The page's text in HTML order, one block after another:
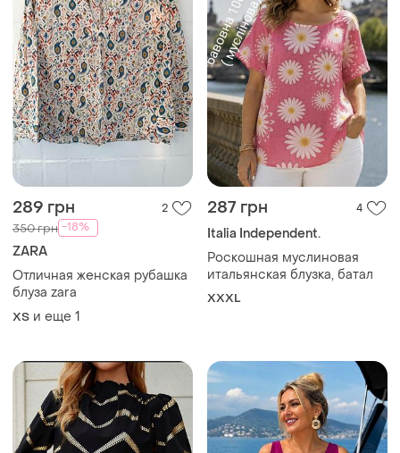
289 грн 2
350 грн -18%
ZARA
Отличная женская рубашка
блуза zara
ХS и еще 1
287 грн 4
Italia Independent.
Роскошная муслиновая
итальянская блузка, батал
XXXL